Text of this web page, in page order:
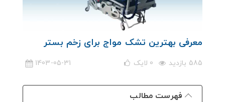
معرفی بهترین تشک مواج برای زخم بستر
585 بازدید 0 لایک 1403-05-31
فهرست مطالب